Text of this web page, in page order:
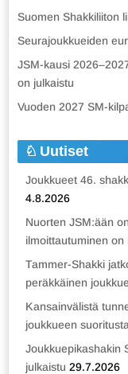
Suomen Shakkiliiton
Seurajoukkueiden
JSM-kausi
on julkaistu
Vuoden 2027 SM-
Uutiset
Joukkueet 46.
4.8.2026
Nuorten JSM:ään
ilmoittautuminen
Tammer-Shakki
peräkkäinen
Kansainvälistä
joukkueen
Joukkuepikashakin
julkaistu 29.7.2026